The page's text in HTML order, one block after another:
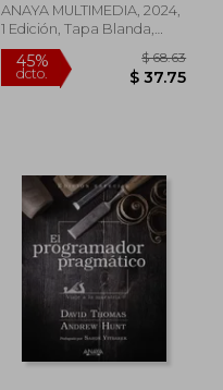
40%
dcto.
ANAYA MULTIMEDIA, 2024,
1 Edición, Tapa Blanda,
Nuevo